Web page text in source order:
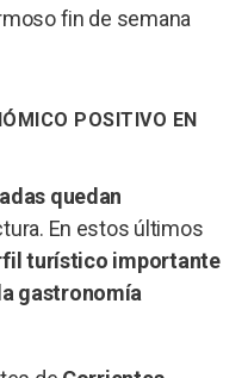
fin de semana
POSITIVO EN
quedan
En estos últimos
turístico importante
gastronomía